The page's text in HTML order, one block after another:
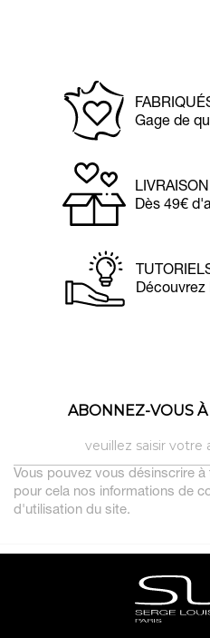
Gage de
Dès 49€
Découvrez
ABONNEZ-VOUS
Vous pouvez vous désinscrire
pour cela nos informations de
d'utilisation du site.